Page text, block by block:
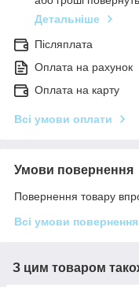
Детальніше
Післяплата
Оплата на рахунок
Оплата на карту
Всі умови оплати
Умови повернення
Повернення товару
Всі умови повернення
З цим товаром